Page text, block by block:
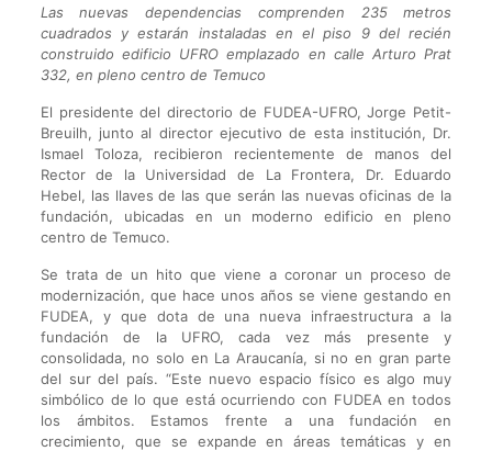
Las nuevas dependencias comprenden 235 metros
cuadrados y estarán instaladas en el piso 9 del recién
construido edificio UFRO emplazado en calle Arturo Prat
332, en pleno centro de Temuco
El presidente del directorio de FUDEA-UFRO, Jorge Petit-
Breuilh, junto al director ejecutivo de esta institución, Dr.
Ismael Toloza, recibieron recientemente de manos del
Rector de la Universidad de La Frontera, Dr. Eduardo
Hebel, las llaves de las que serán las nuevas oficinas de la
fundación, ubicadas en un moderno edificio en pleno
centro de Temuco.
Se trata de un hito que viene a coronar un proceso de
modernización, que hace unos años se viene gestando en
FUDEA, y que dota de una nueva infraestructura a la
fundación de la UFRO, cada vez más presente y
consolidada, no solo en La Araucanía, si no en gran parte
del sur del país. “Este nuevo espacio físico es algo muy
simbólico de lo que está ocurriendo con FUDEA en todos
los ámbitos. Estamos frente a una fundación en
crecimiento, que se expande en áreas temáticas y en